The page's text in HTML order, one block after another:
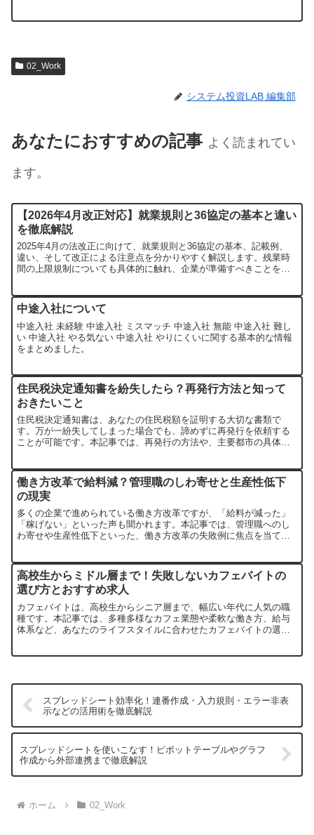
02_Work
システム投資LAB 編集部
あなたにおすすめの記事 よく読まれてい
ます。
【2026年4月改正対応】就業規則と36協定の基本と違い
を徹底解説
2025年4月の法改正に向けて、就業規則と36協定の基本、記載例、
違い、そして改正による注意点を分かりやすく解説します。残業時
間の上限規制についても具体的に触れ、企業が準備すべきことをま
中途入社について
中途入社 未経験 中途入社 ミスマッチ 中途入社 無能 中途入社 難し
い 中途入社 やる気ない 中途入社 やりにくいに関する基本的な情報
をまとめました。
住民税決定通知書を紛失したら？再発行方法と知って
おきたいこと
住民税決定通知書は、あなたの住民税額を証明する大切な書類で
す。万が一紛失してしまった場合でも、諦めずに再発行を依頼する
ことが可能です。本記事では、再発行の方法や、主要都市の具体的
働き方改革で給料減？管理職のしわ寄せと生産性低下
の現実
多くの企業で進められている働き方改革ですが、「給料が減った」
「稼げない」といった声も聞かれます。本記事では、管理職へのし
わ寄せや生産性低下といった、働き方改革の失敗例に焦点を当て、
高校生からミドル層まで！失敗しないカフェバイトの
選び方とおすすめ求人
カフェバイトは、高校生からシニア層まで、幅広い年代に人気の職
種です。本記事では、多種多様なカフェ業態や柔軟な働き方、給与
体系など、あなたのライフスタイルに合わせたカフェバイトの選び
スプレッドシート効率化！連番作成・入力規則・エラー非表
示などの活用術を徹底解説
スプレッドシートを使いこなす！ピボットテーブルやグラフ
作成から外部連携まで徹底解説
ホーム 02_Work